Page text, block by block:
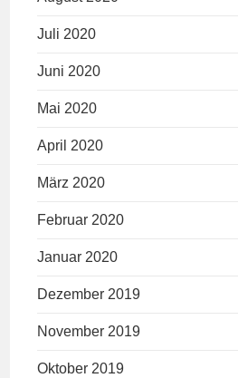
Juli 2020
Juni 2020
Mai 2020
April 2020
März 2020
Februar 2020
Januar 2020
Dezember 2019
November 2019
Oktober 2019